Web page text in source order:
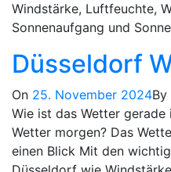
Windstärke, Luftfeuchte,
Sonnenaufgang und
Düsseldorf
On 25. November 2024By
Wie ist das Wetter
Wetter morgen? Das
einen Blick Mit den